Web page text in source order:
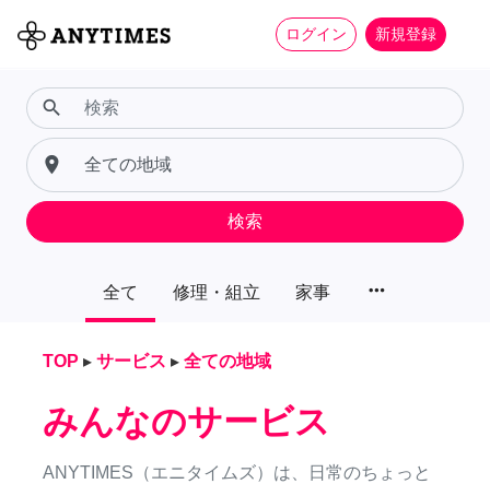
ログイン 新規登録
全て 修理・組立 家事 more_horiz
search
place
検索
TOP ▸ サービス ▸ 全ての地域
みんなのサービス
ANYTIMES（エニタイムズ）は、日常のちょっと